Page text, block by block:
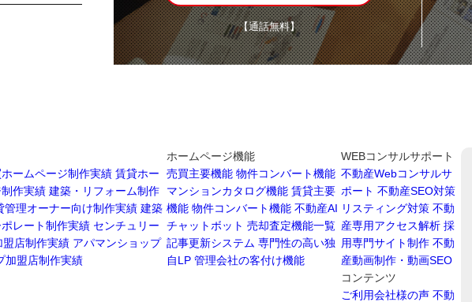
【通話無料】
ームページ制作実績 賃貸ホー
作実績 建築・リフォーム制作
管理オーナー向け制作実績 建築
レート制作実績 センチュリー
盟店制作実績 アパマンショップ
加盟店制作実績
ホームページ機能
売買主要機能 物件コンバート機能
マンションカタログ機能 賃貸主要
機能 物件コンバート機能 不動産AI
チャットボット 売却査定機能一覧
記事更新システム 専門性の高い独
自LP 管理会社の客付け機能
WEBコンサルサポート
不動産Webコンサルサ
ポート 不動産SEO対策
リスティング対策 不動
産専用アクセス解析 採
用専門サイト制作 不動
産動画制作・動画SEO
コンテンツ
ご利用会社様の声 不動